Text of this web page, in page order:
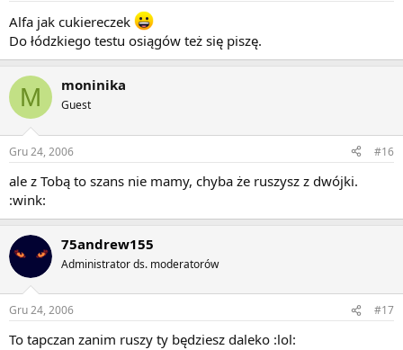
Alfa jak cukiereczek
Do łódzkiego testu osiągów też się piszę.
M moninika
Guest
Gru 24, 2006 #16
ale z Tobą to szans nie mamy, chyba że ruszysz z dwójki.
:wink:
75andrew155
Administrator ds. moderatorów
Gru 24, 2006 #17
To tapczan zanim ruszy ty będziesz daleko :lol: